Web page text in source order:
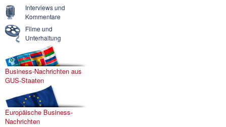
Interviews und
Kommentare
Filme und
Unterhaltung
Business-Nachrichten aus
GUS-Staaten
Europäische Business-
Nachrichten